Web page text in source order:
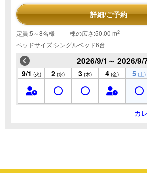
詳細/ご予約
定員:5～8名様 棟の広さ:50.00 m2
ベッドサイズ:シングルベッド6台
2026/9/1～ 2026/9/
9/1 (火) 2 (水) 3 (木) 4 (金) 5 (土)
カ